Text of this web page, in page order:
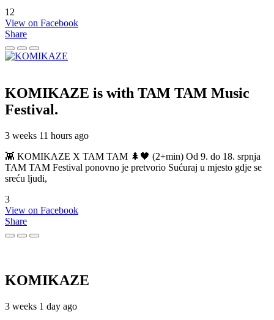
12
View on Facebook
Share
KOMIKAZE is with TAM TAM Music
Festival.
3 weeks 11 hours ago
👾 KOMIKAZE X TAM TAM 🌲🖤 (2+min) Od 9. do 18. srpnja
TAM TAM Festival ponovno je pretvorio Sućuraj u mjesto gdje se
sreću ljudi,
3
View on Facebook
Share
KOMIKAZE
3 weeks 1 day ago